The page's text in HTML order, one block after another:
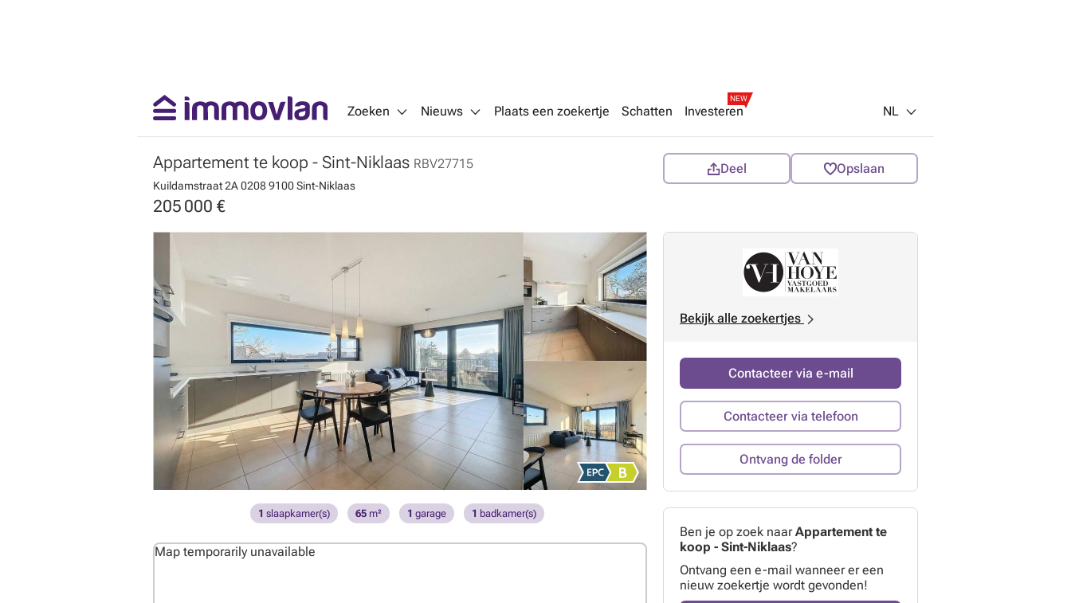
Zoeken Nieuws Plaats een zoekertje Schatten Investeren
NEW
NL
Appartement te koop - Sint-Niklaas RBV27715
Kuildamstraat 2A 02089100 Sint-Niklaas
205 000 €
Deel Opslaan
1 slaapkamer(s) 65m² 1 garage 1 badkamer(s)
Map temporarily unavailable
Bekijk alle zoekertjes
Contacteer via e-mail
Contacteer via telefoon
Ontvang de folder
Ben je op zoek naarAppartement te
koop - Sint-Niklaas?
Ontvang een e-mail wanneer er een
nieuw zoekertje wordt gevonden!